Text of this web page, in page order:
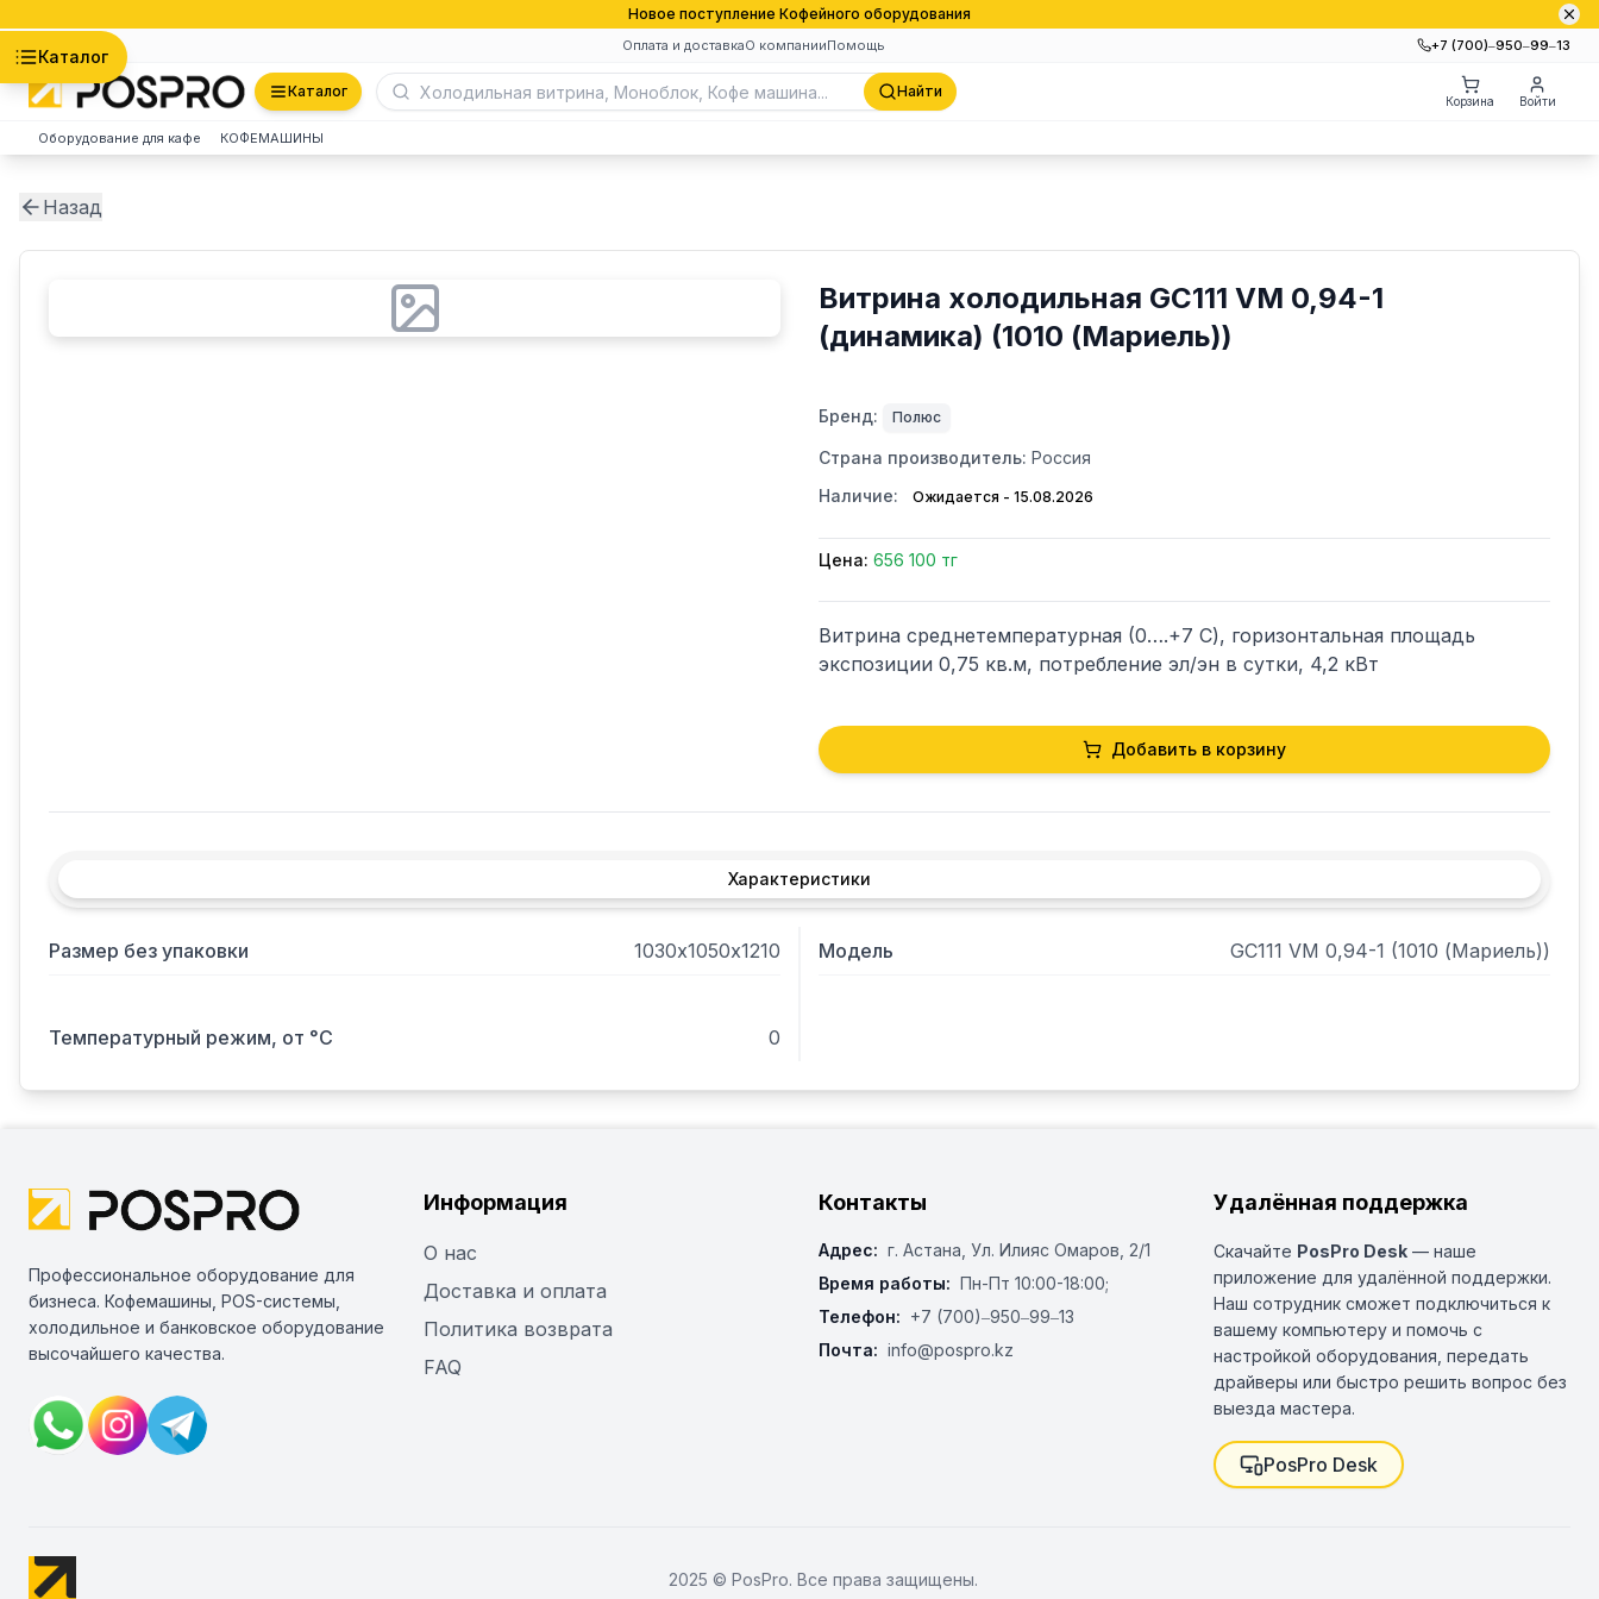
Новое поступление Кофейного оборудования
Оплата и доставкаО компанииПомощь +7 (700)‒950‒99‒13
Каталог
Каталог Найти
Корзина Войти
Оборудование для кафе КОФЕМАШИНЫ
Назад
Витрина холодильная GC111 VM 0,94-1
(динамика) (1010 (Мариель))
Бренд: Полюс
Страна производитель: Россия
Наличие:
Ожидается - 15.08.2026
Цена: 656 100 тг
Витрина среднетемпературная (0….+7 С), горизонтальная площадь
экспозиции 0,75 кв.м, потребление эл/эн в сутки, 4,2 кВт
Добавить в корзину
Характеристики
Размер без упаковки 1030х1050х1210 Модель GC111 VM 0,94-1 (1010 (Мариель))
Температурный режим, от °С 0
Профессиональное оборудование для
бизнеса. Кофемашины, POS-системы,
холодильное и банковское оборудование
высочайшего качества.
Информация
О нас
Доставка и оплата
Политика возврата
FAQ
Контакты
Адрес: г. Астана, ​Ул. Илияс Омаров, 2/1
Время работы: Пн-Пт 10:00-18:00;
Телефон: +7 (700)‒950‒99‒13
Почта: info@pospro.kz
Удалённая поддержка
Скачайте PosPro Desk — наше
приложение для удалённой поддержки.
Наш сотрудник сможет подключиться к
вашему компьютеру и помочь с
настройкой оборудования, передать
драйверы или быстро решить вопрос без
выезда мастера.
PosPro Desk
2025 © PosPro. Все права защищены.